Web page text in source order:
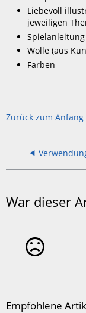
Liebevoll
jeweiligen
Wolle (aus
Farben
Zurück zum Anfang
War dieser
Empfohlene